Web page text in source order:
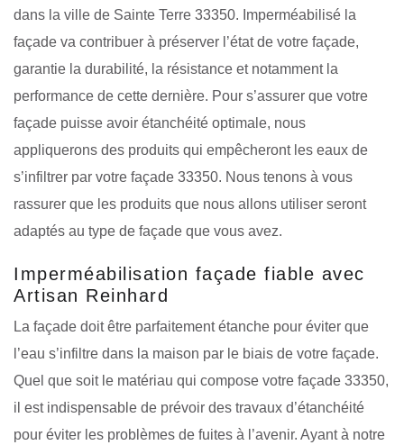
dans la ville de Sainte Terre 33350. Imperméabilisé la
façade va contribuer à préserver l’état de votre façade,
garantie la durabilité, la résistance et notamment la
performance de cette dernière. Pour s’assurer que votre
façade puisse avoir étanchéité optimale, nous
appliquerons des produits qui empêcheront les eaux de
s’infiltrer par votre façade 33350. Nous tenons à vous
rassurer que les produits que nous allons utiliser seront
adaptés au type de façade que vous avez.
Imperméabilisation façade fiable avec
Artisan Reinhard
La façade doit être parfaitement étanche pour éviter que
l’eau s’infiltre dans la maison par le biais de votre façade.
Quel que soit le matériau qui compose votre façade 33350,
il est indispensable de prévoir des travaux d’étanchéité
pour éviter les problèmes de fuites à l’avenir. Ayant à notre